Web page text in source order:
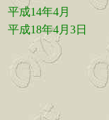
平成14年4月
平成18年4月3日